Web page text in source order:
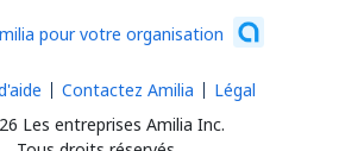
pour votre organisation
Les entreprises Amilia Inc.
Contactez Amilia Légal